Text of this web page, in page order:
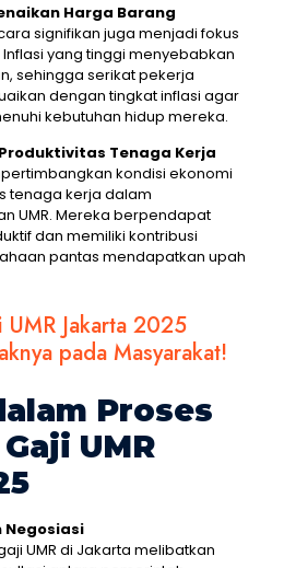
Harga Barang
signifikan juga menjadi fokus
yang tinggi menyebabkan
sehingga serikat pekerja
dengan tingkat inflasi agar
kebutuhan hidup mereka.
Tenaga Kerja
kondisi ekonomi
tenaga kerja dalam
UMR. Mereka berpendapat
dan memiliki kontribusi
pantas mendapatkan upah
UMR Jakarta 2025
pada Masyarakat!
Proses
UMR
Negosiasi
UMR di Jakarta melibatkan